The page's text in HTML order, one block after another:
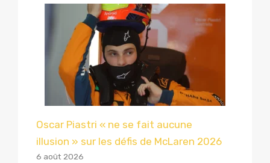
Oscar Piastri « ne se fait aucune
illusion » sur les défis de McLaren 2026
6 août 2026